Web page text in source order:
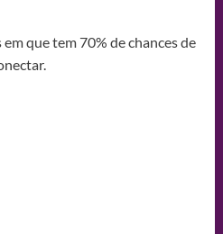
que tem 70% de chances de